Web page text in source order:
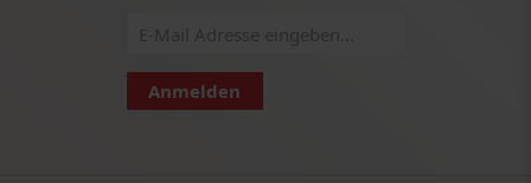
Anmelden